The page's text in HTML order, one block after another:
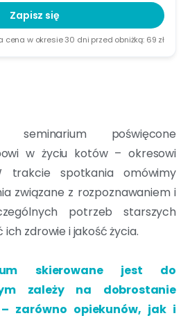
Zapisz się
cena w okresie 30 dni przed obniżką: 69 zł
seminarium poświęcone
w życiu kotów – okresowi
trakcie spotkania omówimy
związane z rozpoznawaniem i
potrzeb starszych
zdrowie i jakość życia.
skierowane jest do
zależy na dobrostanie
zarówno opiekunów, jak i